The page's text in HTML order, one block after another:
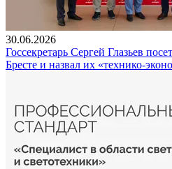
30.06.2026
Госсекретарь Сергей Глазьев
Бресте и назвал их «технико-